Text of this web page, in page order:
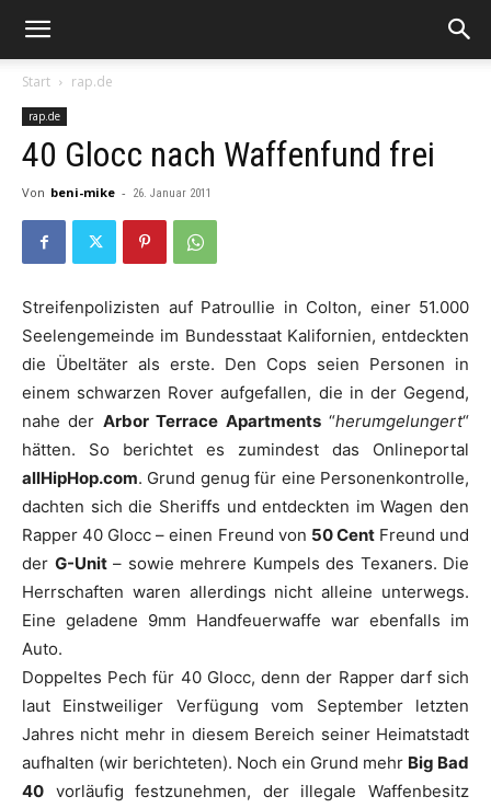
Start rap.de
rap.de
40 Glocc nach Waffenfund frei
Von beni-mike - 26. Januar 2011
Streifenpolizisten auf Patroullie in Colton, einer 51.000
Seelengemeinde im Bundesstaat Kalifornien, entdeckten
die Übeltäter als erste. Den Cops seien Personen in
einem schwarzen Rover aufgefallen, die in der Gegend,
nahe der Arbor Terrace Apartments“herumgelungert“
hätten. So berichtet es zumindest das Onlineportal
allHipHop.com. Grund genug für eine Personenkontrolle,
dachten sich die Sheriffs und entdeckten im Wagen den
Rapper40 Glocc– einen Freund von 50 CentFreund und
der G-Unit– sowie mehrere Kumpels des Texaners. Die
Herrschaften waren allerdings nicht alleine unterwegs.
Eine geladene 9mm Handfeuerwaffe war ebenfalls im
Auto.
Doppeltes Pech für 40 Glocc, denn der Rapper darf sich
laut Einstweiliger Verfügung vom September letzten
Jahres nicht mehr in diesem Bereich seiner Heimatstadt
aufhalten (wir berichteten). Noch ein Grund mehr Big Bad
40 vorläufig festzunehmen, der iIlegale Waffenbesitz